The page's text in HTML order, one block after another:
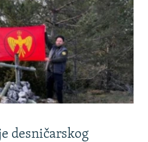
desničarskog